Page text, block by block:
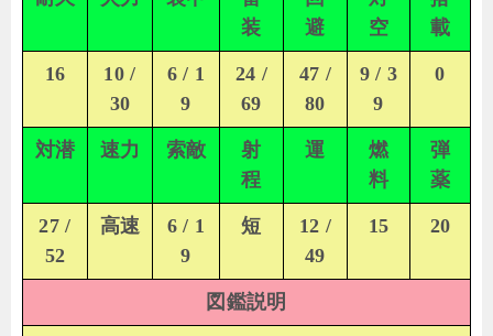
装
避
空
載
16
10 /
30
6 / 1
9
24 /
69
47 /
80
9 / 3
9
0
対潜 速力 索敵
射
程
運
燃
料
弾
薬
27 /
52
高速
6 / 1
9
短
12 /
49
15 20
図鑑説明